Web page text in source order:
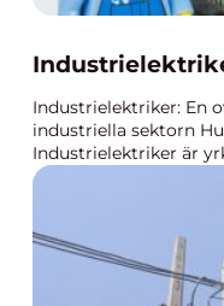
Industrielektriker: En
industriella sektorn
Industrielektriker är